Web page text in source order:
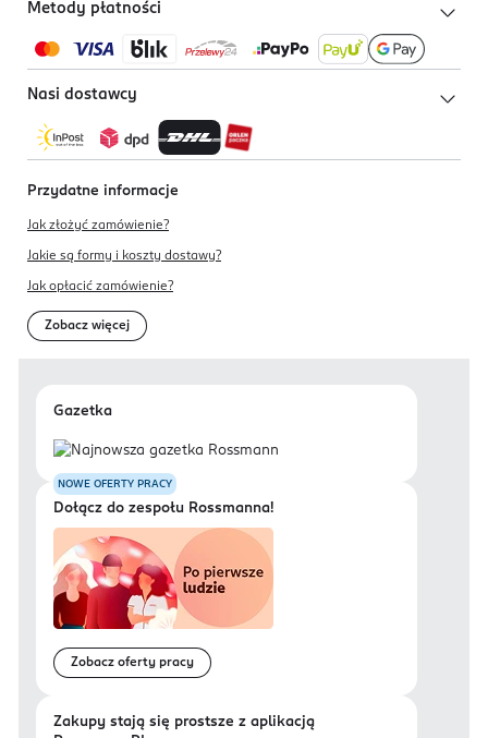
Metody płatności
Nasi dostawcy
Przydatne informacje
Jak złożyć zamówienie?
Jakie są formy i koszty dostawy?
Jak opłacić zamówienie?
Zobacz więcej
Gazetka
NOWE OFERTY PRACY
Dołącz do zespołu Rossmanna!
Zobacz oferty pracy
Zakupy stają się prostsze z aplikacją